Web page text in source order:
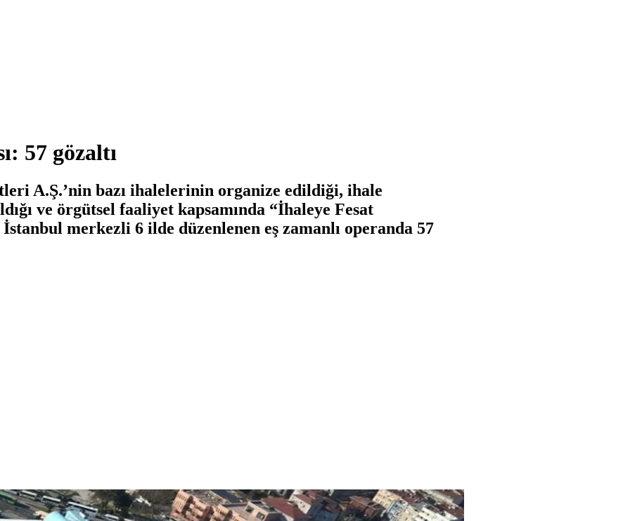
57 gözaltı
A.Ş.’nin bazı ihalelerinin organize edildiği, ihale
ve örgütsel faaliyet kapsamında “İhaleye Fesat
merkezli 6 ilde düzenlenen eş zamanlı operanda 57